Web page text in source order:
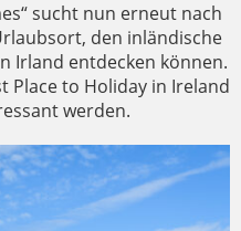
sucht nun erneut nach
den inländische
Irland entdecken können.
Place to Holiday in Ireland
werden.